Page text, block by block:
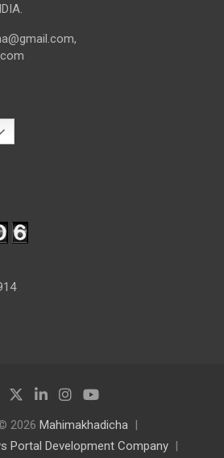
2026 Mahimakhadicha
Portal Development Company